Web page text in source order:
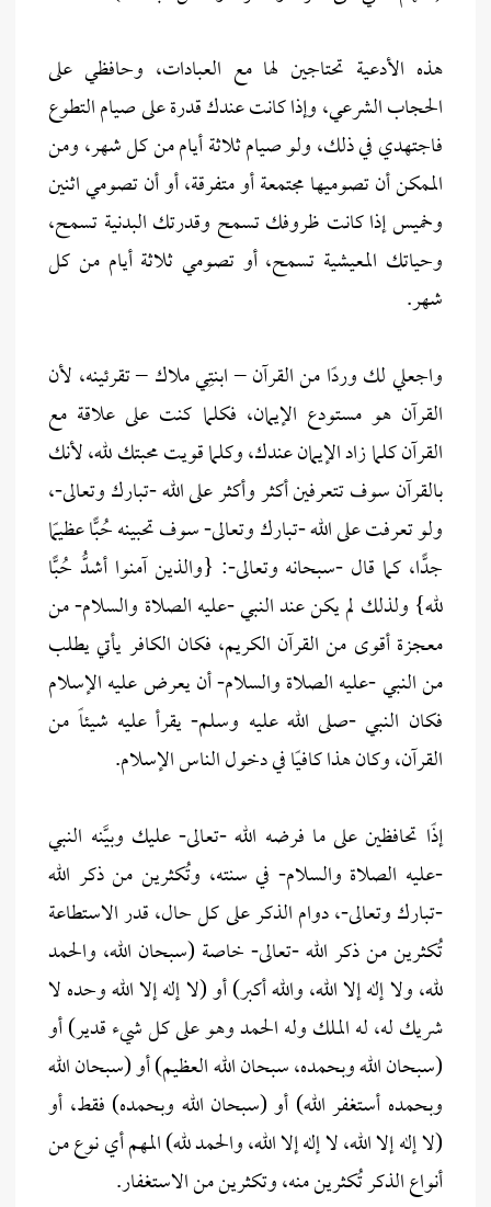
هذه الأدعية تحتاجين لها مع العبادات، وحافظي على
الحجاب الشرعي، وإذا كانت عندك قدرة على صيام التطوع
فاجتهدي في ذلك، ولو صيام ثلاثة أيام من كل شهر، ومن
الممكن أن تصوميها مجتمعة أو متفرقة، أو أن تصومي اثنين
وخميس إذا كانت ظروفك تسمح وقدرتك البدنية تسمح،
وحياتك المعيشية تسمح، أو تصومي ثلاثة أيام من كل
شهر.
واجعلي لك وردًا من القرآن – ابنتِي ملاك – تقرئينه، لأن
القرآن هو مستودع الإيمان، فكلما كنت على علاقة مع
القرآن كلما زاد الإيمان عندك، وكلما قويت محبتك لله، لأنك
بالقرآن سوف تتعرفين أكثر وأكثر على الله -تبارك وتعالى-،
ولو تعرفت على الله -تبارك وتعالى- سوف تحبينه حُبًّا عظيمًا
جدًّا، كما قال -سبحانه وتعالى-: {والذين آمنوا أشدُّ حُبًّا
لله} ولذلك لم يكن عند النبي -عليه الصلاة والسلام- من
معجزة أقوى من القرآن الكريم، فكان الكافر يأتي يطلب
من النبي -عليه الصلاة والسلام- أن يعرض عليه الإسلام
فكان النبي -صلى الله عليه وسلم- يقرأ عليه شيئاً من
القرآن، وكان هذا كافيًا في دخول الناس الإسلام.
إذًا تحافظين على ما فرضه الله -تعالى- عليك وبيَّنه النبي
-عليه الصلاة والسلام- في سنته، وتُكثرين من ذكر الله
-تبارك وتعالى-، دوام الذكر على كل حال، قدر الاستطاعة
تُكثرين من ذكر الله -تعالى- خاصة (سبحان الله، والحمد
لله، ولا إله إلا الله، والله أكبر) أو (لا إله إلا الله وحده لا
شريك له، له الملك وله الحمد وهو على كل شيء قدير) أو
(سبحان الله وبحمده، سبحان الله العظيم) أو (سبحان الله
وبحمده أستغفر الله) أو (سبحان الله وبحمده) فقط، أو
(لا إله إلا الله، لا إله إلا الله، والحمد لله) المهم أي نوع من
أنواع الذكر تُكثرين منه، وتكثرين من الاستغفار.